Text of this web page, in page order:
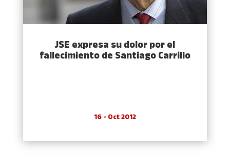
JSE expresa su dolor por el
fallecimiento de Santiago Carrillo
16 - Oct 2012